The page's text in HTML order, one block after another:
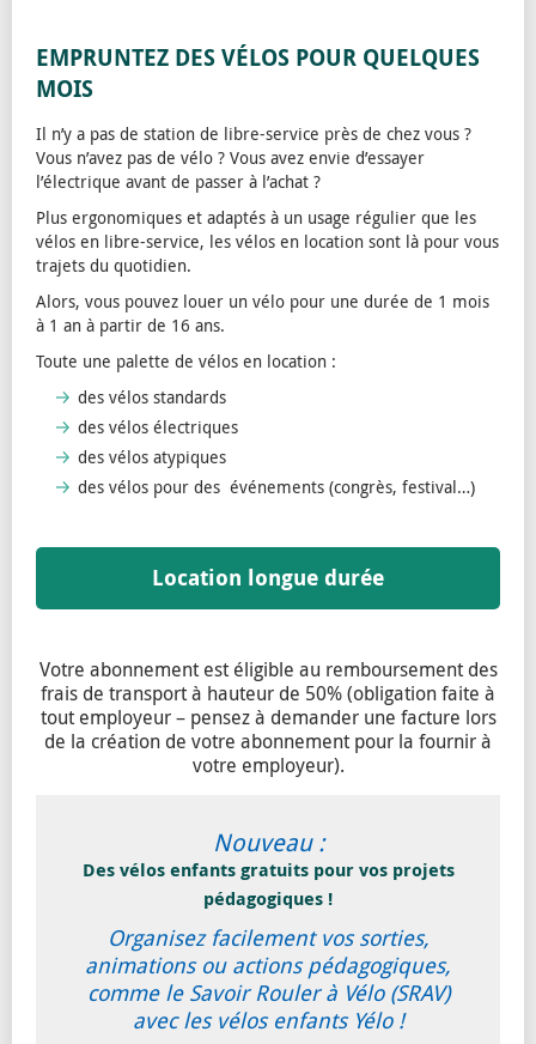
EMPRUNTEZ DES VÉLOS POUR QUELQUES
MOIS
Il n’y a pas de station de libre-service près de chez vous ?
Vous n’avez pas de vélo ? Vous avez envie d’essayer
l’électrique avant de passer à l’achat ?
Plus ergonomiques et adaptés à un usage régulier que les
vélos en libre-service, les vélos en location sont là pour vous
trajets du quotidien.
Alors, vous pouvez louer un vélo pour une durée de 1 mois
à 1 an à partir de 16 ans.
Toute une palette de vélos en location :
des vélos standards
des vélos électriques
des vélos atypiques
des vélos pour des événements (congrès, festival…)
Location longue durée
Votre abonnement est éligible au remboursement des
frais de transport à hauteur de 50% (obligation faite à
tout employeur – pensez à demander une facture lors
de la création de votre abonnement pour la fournir à
votre employeur).
Nouveau :
Des vélos enfants gratuits pour vos projets
pédagogiques !
Organisez facilement vos sorties,
animations ou actions pédagogiques,
comme le Savoir Rouler à Vélo (SRAV)
avec les vélos enfants Yélo !